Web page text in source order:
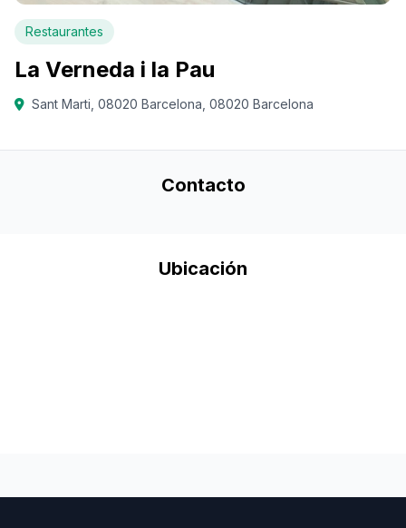
Restaurantes
La Verneda i la Pau
Sant Marti, 08020 Barcelona, 08020 Barcelona
Contacto
Ubicación